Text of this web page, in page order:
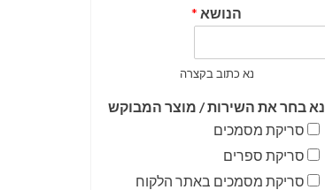
הנושא *
נא כתוב בקצרה
נא בחר את השירות / מוצר המבוקש
סריקת מסמכים
סריקת ספרים
סריקת מסמכים באתר הלקוח